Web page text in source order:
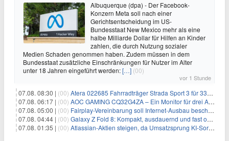
Albuquerque (dpa) - Der Facebook-
Konzern Meta soll nach einer
Gerichtsentscheidung im US-
Bundesstaat New Mexico mehr als eine
halbe Milliarde Dollar für Hilfen an Kinder
zahlen, die durch Nutzung sozialer
Medien Schaden genommen haben. Zudem müssen in dem
Bundesstaat zusätzliche Einschränkungen für Nutzer im Alter
unter 18 Jahren eingeführt werden:[…] (00)
vor 1 Stunde
07.08. 08:30 | (00) Atera 022685 Fahrradträger Strada Sport 3 für 337,48€
07.08. 06:17 | (00) AOC GAMING CQ32G4ZA – Ein Monitor für drei Arten von Spielen
07.08. 05:00 | (00) Fairplay-Vereinbarung soll Internet-Ausbau beschleunigen
07.08. 04:44 | (00) Galaxy Z Fold 8: Kompakt, ausdauernd und fast ohne Falte
07.08. 01:35 | (00) Atlassian-Aktien steigen, da Umsatzsprung KI-Sorgen dämpft